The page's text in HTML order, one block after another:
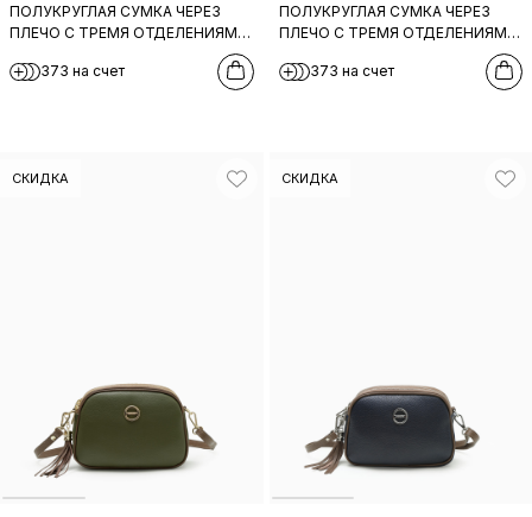
ПОЛУКРУГЛАЯ СУМКА ЧЕРЕЗ
ПЛЕЧО С ТРЕМЯ ОТДЕЛЕНИЯМИ
И ПУЛЛЕРОМ-КИСТОЧКОЙ ОТ
FOLLE СЕРОГО ОТТЕНКА
373 на счет
ПОЛУКРУГЛАЯ СУМКА ЧЕРЕЗ
ПЛЕЧО С ТРЕМЯ ОТДЕЛЕНИЯМИ
И ПУЛЛЕРОМ-КИСТОЧКОЙ ОТ
FOLLE СЕРО-КОРИЧНЕВОГО
373 на счет
СКИДКА СКИДКА